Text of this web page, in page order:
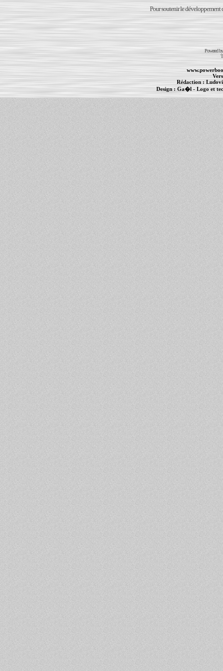
Pour soutenir le développement
Powered
Rédaction :
Design :Ga�l- Logo et
PowerBook